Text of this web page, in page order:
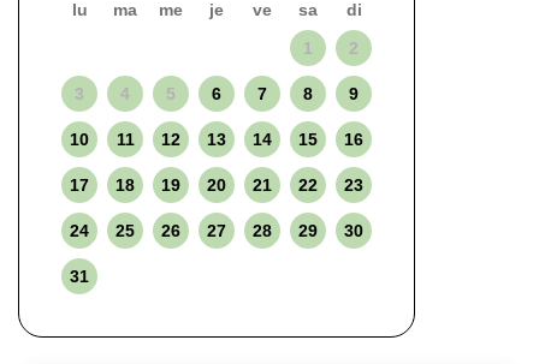
lu ma me je ve sa
di
1
2
3 4 5 6 7 8 9
10 11 12 13 14 15 16
17 18 19 20 21 22 23
24 25 26 27 28 29 30
31